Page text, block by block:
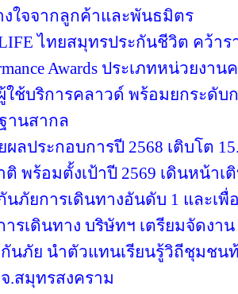
งใจจากลูกค้าและพันธมิตร
ไทยสมุทรประกันชีวิต คว้ารา
Awards ประเภทหน่วยง
ใช้บริการคลาวด์ พร้อมยกระดับ
านสากล
ผลประกอบการปี 2568 เติบโต
พร้อมตั้งเป้าปี 2569 เดินหน้าเ
นภัยการเดินทางอันดับ 1 และ
รเดินทาง บริษัทฯ เตรียมจัดงาน
กันภัย นำตัวแทนเรียนรู้วิถีชุมชน
.สมุทรสงคราม